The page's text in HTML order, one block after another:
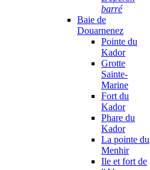
barré
Baie de
Douarnenez
Pointe du
Kador
Grotte
Sainte-
Marine
Fort du
Kador
Phare du
Kador
La pointe du
Menhir
Ile et fort de